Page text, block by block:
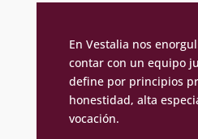
En Vestalia nos
contar con un equipo
define por principios
honestidad, alta
vocación.